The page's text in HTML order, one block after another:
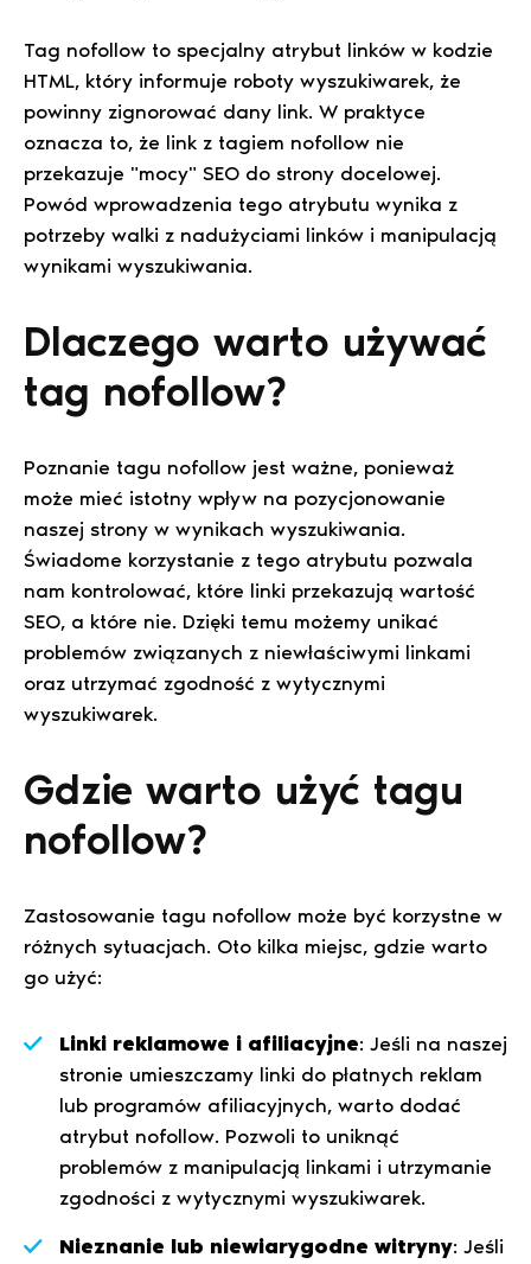
Tag nofollow to specjalny atrybut linków w kodzie
HTML, który informuje roboty wyszukiwarek, że
powinny zignorować dany link. W praktyce
oznacza to, że link z tagiem nofollow nie
przekazuje "mocy" SEO do strony docelowej.
Powód wprowadzenia tego atrybutu wynika z
potrzeby walki z nadużyciami linków i manipulacją
wynikami wyszukiwania.
Dlaczego warto używać
tag nofollow?
Poznanie tagu nofollow jest ważne, ponieważ
może mieć istotny wpływ na pozycjonowanie
naszej strony w wynikach wyszukiwania.
Świadome korzystanie z tego atrybutu pozwala
nam kontrolować, które linki przekazują wartość
SEO, a które nie. Dzięki temu możemy unikać
problemów związanych z niewłaściwymi linkami
oraz utrzymać zgodność z wytycznymi
wyszukiwarek.
Gdzie warto użyć tagu
nofollow?
Zastosowanie tagu nofollow może być korzystne w
różnych sytuacjach. Oto kilka miejsc, gdzie warto
go użyć:
Linki reklamowe i afiliacyjne: Jeśli na naszej
stronie umieszczamy linki do płatnych reklam
lub programów afiliacyjnych, warto dodać
atrybut nofollow. Pozwoli to uniknąć
problemów z manipulacją linkami i utrzymanie
zgodności z wytycznymi wyszukiwarek.
Nieznanie lub niewiarygodne witryny: Jeśli